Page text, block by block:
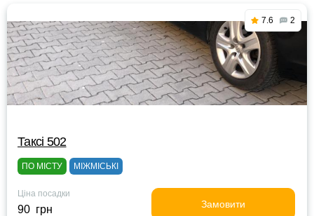
7.6 2
Таксі 502
ПО МІСТУ МІЖМІСЬКІ
Ціна посадки
90 грн Замовити